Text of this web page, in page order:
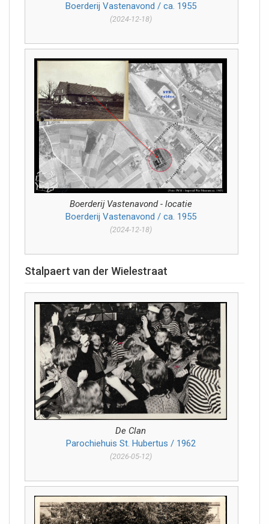
Boerderij Vastenavond / ca. 1955
(2024-12-18)
Boerderij Vastenavond - locatie
Boerderij Vastenavond / ca. 1955
(2024-12-18)
Stalpaert van der Wielestraat
De Clan
Parochiehuis St. Hubertus / 1962
(2026-05-12)